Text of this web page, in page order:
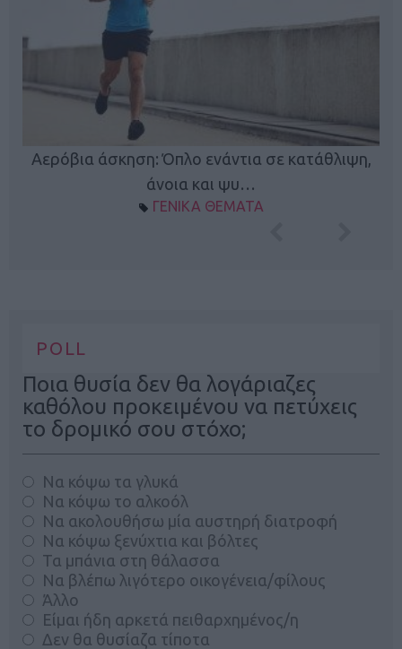
Αερόβια άσκηση: Όπλο ενάντια σε κατάθλιψη,
άνοια και ψυ…
ΓΕΝΙΚΑ ΘΕΜΑΤΑ
POLL
Ποια θυσία δεν θα λογάριαζες
καθόλου προκειμένου να πετύχεις
το δρομικό σου στόχο;
Να κόψω τα γλυκά
Να κόψω το αλκοόλ
Να ακολουθήσω μία αυστηρή διατροφή
Να κόψω ξενύχτια και βόλτες
Τα μπάνια στη θάλασσα
Να βλέπω λιγότερο οικογένεια/φίλους
Άλλο
Είμαι ήδη αρκετά πειθαρχημένος/η
Δεν θα θυσίαζα τίποτα